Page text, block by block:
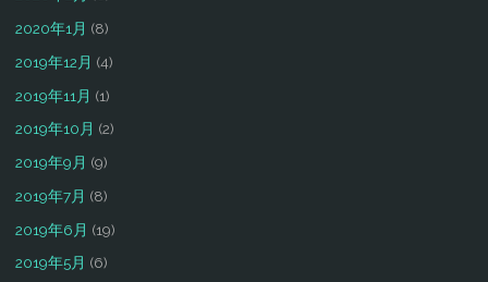
2020年1月 (8)
2019年12月 (4)
2019年11月 (1)
2019年10月 (2)
2019年9月 (9)
2019年7月 (8)
2019年6月 (19)
2019年5月 (6)